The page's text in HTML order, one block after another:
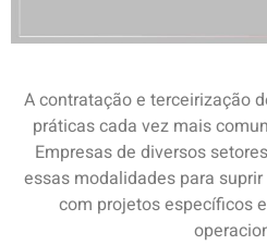
A contratação e terceirização
práticas cada vez mais
Empresas de diversos
essas modalidades para
com projetos específicos